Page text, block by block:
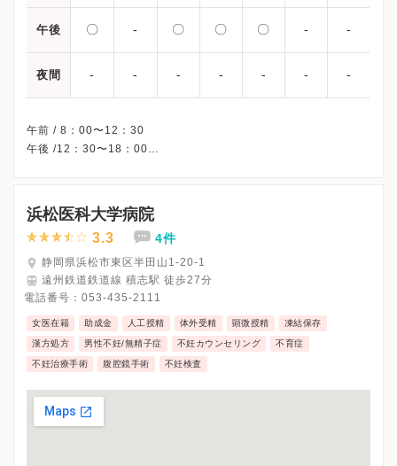
午後 〇 - 〇 〇 〇 - -
夜間 - - - - - - -
午前 / 8：00〜12：30
午後 /12：30〜18：00
浜松医科大学病院
3.3 4件
静岡県浜松市東区半田山1-20-1
遠州鉄道鉄道線 積志駅 徒歩27分
電話番号： 053-435-2111
女医在籍 助成金 人工授精 体外受精 顕微授精 凍結保存
漢方処方 男性不妊/無精子症 不妊カウンセリング 不育症
不妊治療手術 腹腔鏡手術 不妊検査